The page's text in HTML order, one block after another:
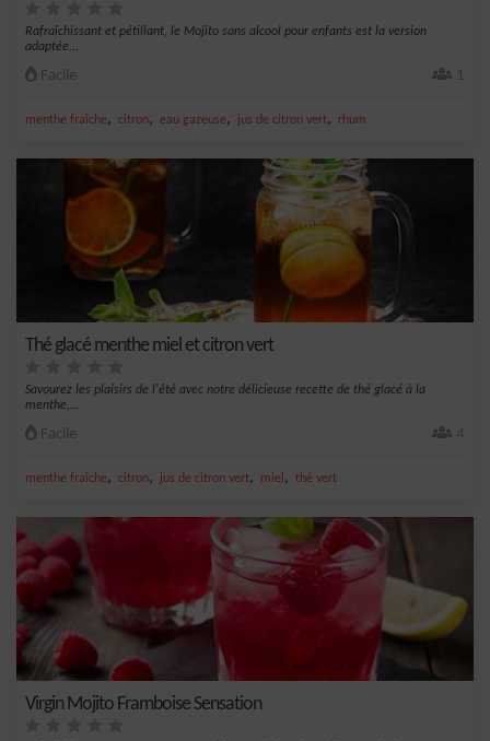
Rafraîchissant et pétillant, le Mojito sans alcool pour enfants est la version
adaptée...
Facile 1
menthe fraîche, citron, eau gazeuse, jus de citron vert, rhum
Thé glacé menthe miel et citron vert
Savourez les plaisirs de l'été avec notre délicieuse recette de thé glacé à la
menthe,...
Facile 4
menthe fraîche, citron, jus de citron vert, miel , thé vert
Virgin Mojito Framboise Sensation